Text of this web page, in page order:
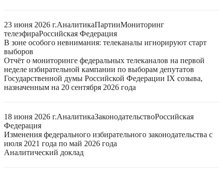
23 июня 2026 г.АналитикаПартииМониторинг
телеэфираРоссийская Федерация
В зоне особого невнимания: телеканалы игнорируют старт
выборов
Отчёт о мониторинге федеральных телеканалов на первой
неделе избирательной кампании по выборам депутатов
Государственной думы Российской Федерации IX созыва,
назначенным на 20 сентября 2026 года
18 июня 2026 г.АналитикаЗаконодательствоРоссийская
Федерация
Изменения федерального избирательного законодательства с
июля 2021 года по май 2026 года
Аналитический доклад